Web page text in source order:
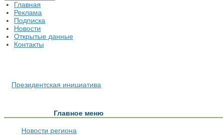
Главная
Реклама
Подписка
Новости
Открытые данные
Контакты
Президентская инициатива
Главное меню
Новости региона